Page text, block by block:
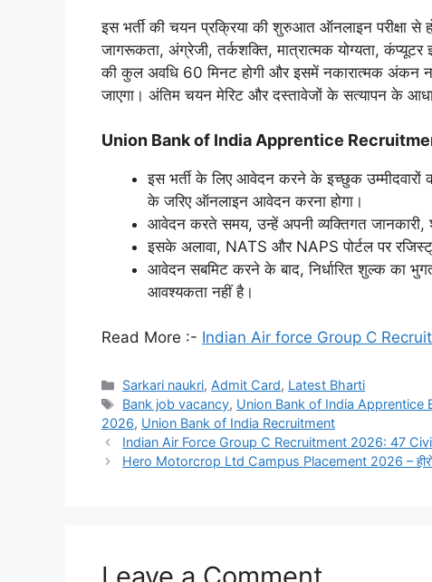
इस भर्ती की चयन प्रक्रिया की शुरुआत ऑनलाइन परीक्षा से
जागरूकता, अंग्रेजी, तर्कशक्ति, मात्रात्मक योग्यता, कंप्यूटर
की कुल अवधि 60 मिनट होगी और इसमें नकारात्मक अंकन नहीं
जाएगा। अंतिम चयन मेरिट और दस्तावेजों के सत्यापन के
Union Bank of India Apprentice
इस भर्ती के लिए आवेदन करने के इच्छुक उम्मीदवारों
के जरिए ऑनलाइन आवेदन करना होगा।
आवेदन करते समय, उन्हें अपनी व्यक्तिगत जानकारी,
इसके अलावा, NATS और NAPS पोर्टल पर
आवेदन सबमिट करने के बाद, निर्धारित शुल्क का
आवश्यकता नहीं है।
Read More :- Indian Air force Group C
Categories
Sarkari naukri, Admit Card, Latest Bharti
Tags
Bank job vacancy, Union Bank of India Apprentice
2026, Union Bank of India Recruitment
Indian Air Force Group C Recruitment 2026: 47
Hero Motorcrop Ltd Campus Placement 2026 – हीरो